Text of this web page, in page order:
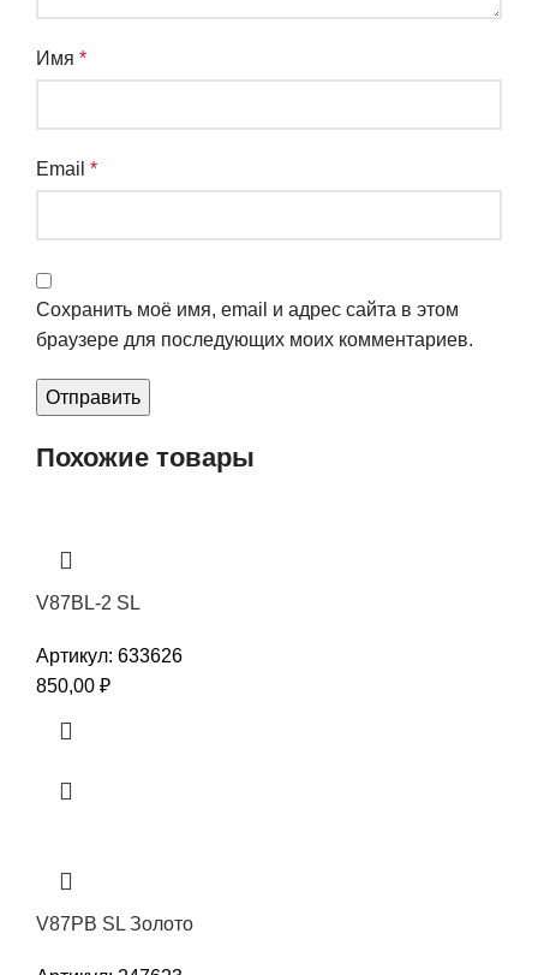
Имя *
Email *
Сохранить моё имя, email и адрес сайта в этом
браузере для последующих моих комментариев.
Похожие товары
V87BL-2 SL
Артикул: 633626
850,00 ₽
V87PB SL Золото